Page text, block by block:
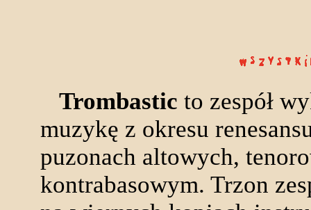
Trombastic to zespół
muzykę z okresu
puzonach altowych,
kontrabasowym. Trzon